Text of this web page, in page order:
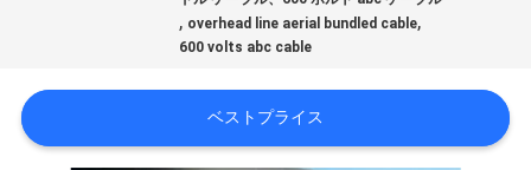
旅
行
, overhead line aerial bundled cable,
600 volts abc cable
ベストプライス